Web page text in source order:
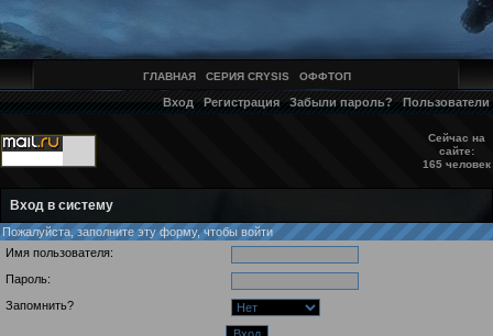
ГЛАВНАЯ СЕРИЯ CRYSIS ОФФТОП
Вход Регистрация Забыли пароль? Пользователи
Сейчас на
сайте:
165 человек
Вход в систему
Пожалуйста, заполните эту форму, чтобы войти
Имя пользователя:
Пароль:
Запомнить?